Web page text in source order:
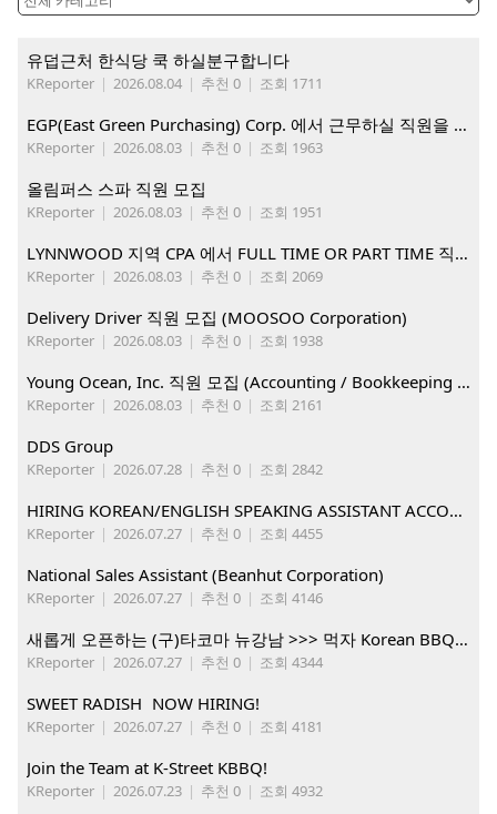
유덥근처 한식당 쿡 하실분구합니다
KReporter | 2026.08.04 | 추천 0 | 조회 1711
EGP(East Green Purchasing) Corp. 에서 근무하실 직원을 아래와 같이 모집합니다.
KReporter | 2026.08.03 | 추천 0 | 조회 1963
올림퍼스 스파 직원 모집
KReporter | 2026.08.03 | 추천 0 | 조회 1951
LYNNWOOD 지역 CPA 에서 FULL TIME OR PART TIME 직원을 찾습니다
KReporter | 2026.08.03 | 추천 0 | 조회 2069
Delivery Driver 직원 모집 (MOOSOO Corporation)
KReporter | 2026.08.03 | 추천 0 | 조회 1938
Young Ocean, Inc. 직원 모집 (Accounting / Bookkeeping 분야)
KReporter | 2026.08.03 | 추천 0 | 조회 2161
DDS Group
KReporter | 2026.07.28 | 추천 0 | 조회 2842
HIRING KOREAN/ENGLISH SPEAKING ASSISTANT ACCOUNT MANAGER
KReporter | 2026.07.27 | 추천 0 | 조회 4455
National Sales Assistant (Beanhut Corporation)
KReporter | 2026.07.27 | 추천 0 | 조회 4146
새롭게 오픈하는 (구)타코마 뉴강남 >>> 먹자 Korean BBQ 구인중
KReporter | 2026.07.27 | 추천 0 | 조회 4344
SWEET RADISH NOW HIRING!
KReporter | 2026.07.27 | 추천 0 | 조회 4181
Join the Team at K-Street KBBQ!
KReporter | 2026.07.23 | 추천 0 | 조회 4932